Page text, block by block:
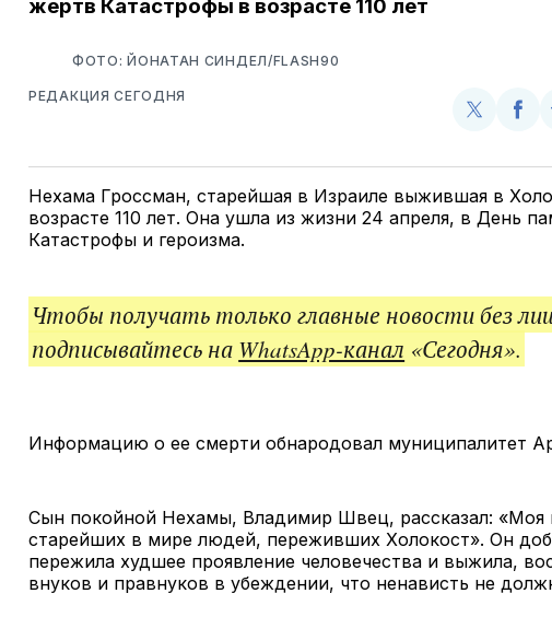
жертв Катастрофы в возрасте 110 лет
ФОТО: ЙОНАТАН СИНДЕЛ/FLASH90
РЕДАКЦИЯ СЕГОДНЯ
Twitter
Нехама Гроссман, старейшая в Израиле выжившая в
возрасте 110 лет. Она ушла из жизни 24 апреля, в День
Катастрофы и героизма.
Чтобы получать только главные новости без
подписывайтесь на WhatsApp-канал «Сегодня».
Информацию о ее смерти обнародовал муниципалитет
Сын покойной Нехамы, Владимир Швец, рассказал: «Моя
старейших в мире людей, переживших Холокост». Он
пережила худшее проявление человечества и выжила,
внуков и правнуков в убеждении, что ненависть не